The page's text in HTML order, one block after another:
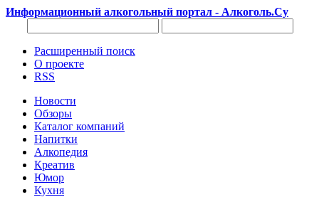
Информационный алкогольный портал - Алкоголь.Су
Расширенный поиск
О проекте
RSS
Новости
Обзоры
Каталог компаний
Напитки
Алкопедия
Креатив
Юмор
Кухня